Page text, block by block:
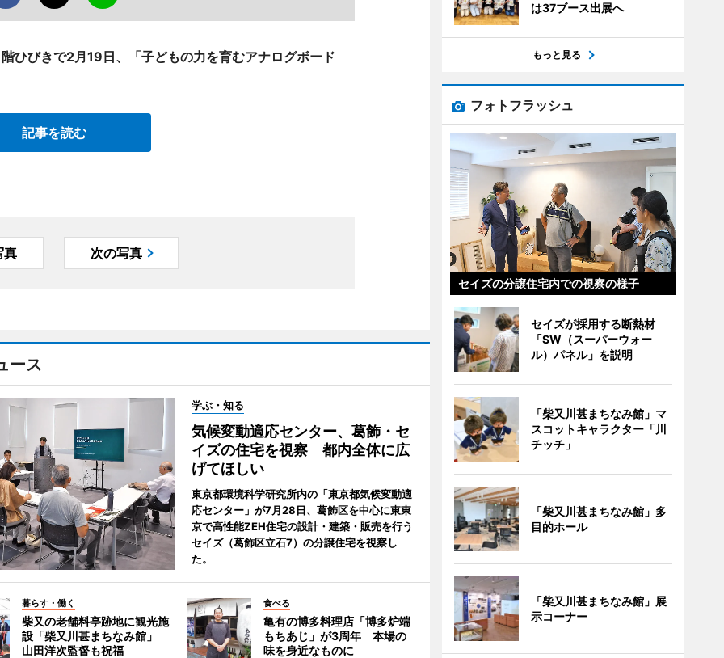
ひびきで2月19日、「子どもの力を育むアナログボード
記事を読む
真 次の写真
ース
学ぶ・知る
気候変動適応センター、葛飾・セ
イズの住宅を視察 都内全体に広
げてほしい
東京都環境科学研究所内の「東京都気候変動適
応センター」が7月28日、葛飾区を中心に東東
京で高性能ZEH住宅の設計・建築・販売を行う
セイズ（葛飾区立石7）の分譲住宅を視察し
た。
暮らす・働く
柴又の老舗料亭跡地に観光施
設「柴又川甚まちなみ館」
山田洋次監督も祝福
食べる
亀有の博多料理店「博多炉端
もちあじ」が3周年 本場の
味を身近なものに
は37ブース出展へ
もっと見る
フォトフラッシュ
セイズの分譲住宅内での視察の様子
セイズが採用する断熱材
「SW（スーパーウォー
ル）パネル」を説明
「柴又川甚まちなみ館」マ
スコットキャラクター「川
チッチ」
「柴又川甚まちなみ館」多
目的ホール
「柴又川甚まちなみ館」展
示コーナー